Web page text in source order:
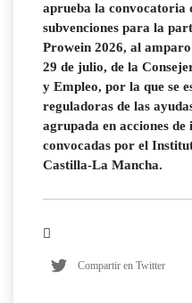
aprueba la convocatoria
subvenciones para la
Prowein 2026, al
29 de julio, de la
y Empleo, por la que se
reguladoras de las
agrupada en acciones
convocadas por el
Castilla-La Mancha.
Compartir en Twitter